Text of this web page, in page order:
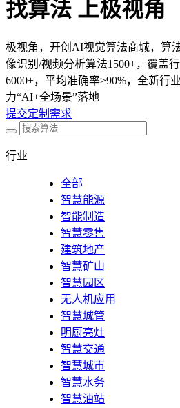
找算法 上极视角
极视角，开创AI视觉算法商城，算
像识别/视频分析算法1500+，覆盖
6000+，平均准确率≥90%，全新行
力“AI+全场景”落地
提交定制需求
行业
全部
智慧能源
智能制造
智慧零售
建筑地产
智慧矿山
智慧园区
无人机应用
智慧城管
明厨亮灶
智慧交通
智慧城市
智慧水务
智慧油站